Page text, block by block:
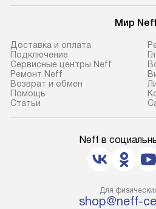
Мир
Доставка и оплата
Подключение
Сервисные центры Neff
Ремонт Neff
Возврат и обмен
Помощь
Статьи
Neff в
Для
shop@neff-